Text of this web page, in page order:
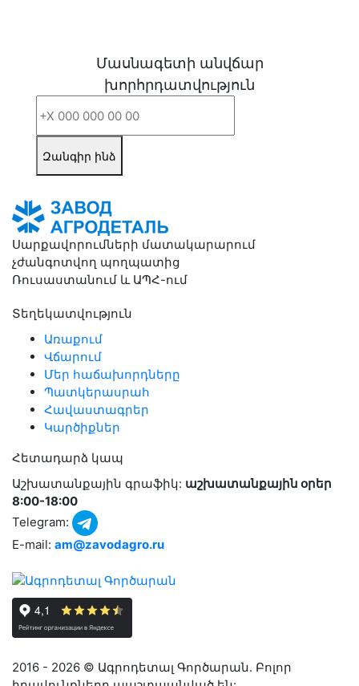
Մասնագետի անվճար
խորհրդատվություն
Զանգիր ինձ
Սարքավորումների մատակարարում
չժանգոտվող պողպատից
Ռուսաստանում և ԱՊՀ-ում
Տեղեկատվություն
Առաքում
Վճարում
Մեր հաճախորդները
Պատկերասրահ
Հավաստագրեր
Կարծիքներ
Հետադարձ կապ
Աշխատանքային գրաֆիկ: աշխատանքային օրեր
8:00-18:00
Telegram:
E-mail: am@zavodagro.ru
2016 - 2026 © Ագրոդետալ Գործարան. Բոլոր